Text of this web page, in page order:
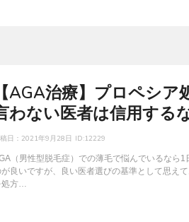
【AGA治療】プロペシア
わない医者は信用する
日： 2021年9月28日 ID:12229
（男性型脱毛症）での薄毛で悩んでいるなら1
良いですが、良い医者選びの基準として思え
処方…